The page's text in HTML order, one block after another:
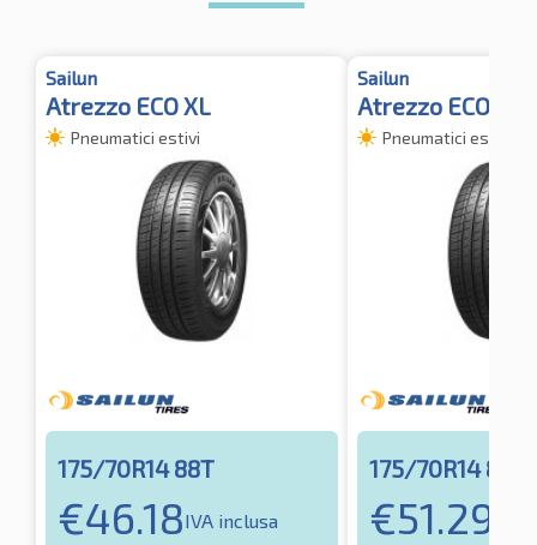
Sailun
Atrezzo ECO XL
Pneumatici estivi
175/70R14 88T
€46.18IVA inclusa
Sailun
Atrezzo ECO XL
Pneumatici estivi
175/70R14 88T
€51.29